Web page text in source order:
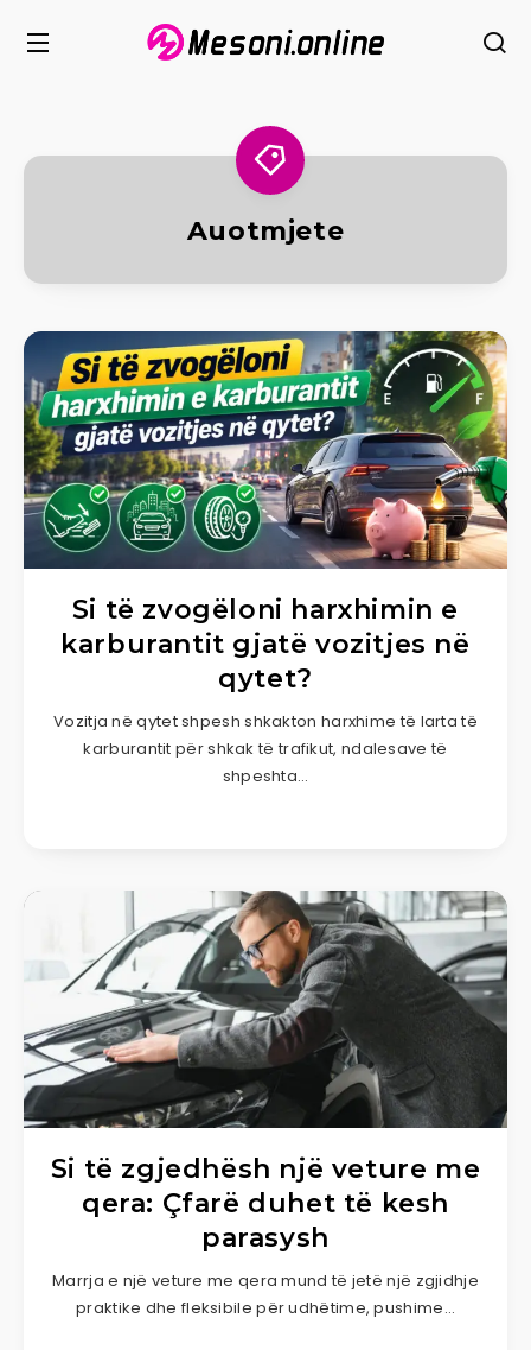
Auotmjete
Si të zvogëloni harxhimin e
karburantit gjatë vozitjes në
qytet?
Vozitja në qytet shpesh shkakton harxhime të larta të
karburantit për shkak të trafikut, ndalesave të
shpeshta…
Si të zgjedhësh një veture me
qera: Çfarë duhet të kesh
parasysh
Marrja e një veture me qera mund të jetë një zgjidhje
praktike dhe fleksibile për udhëtime, pushime…